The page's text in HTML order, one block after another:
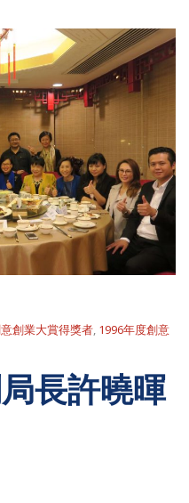
創業大賞得獎者, 1996年度創意
長許曉暉